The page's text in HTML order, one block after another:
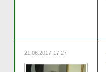
21.06.2017 17:27